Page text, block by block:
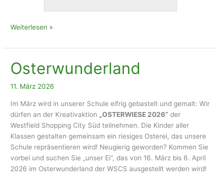
3a+3b:
im
Weiterlesen »
Osterwunderland
11. März 2026
Im März wird in unserer Schule eifrig gebastelt und gemalt: Wir
dürfen an der Kreativaktion „OSTERWIESE 2026“ der
Westfield Shopping City Süd teilnehmen. Die Kinder aller
Klassen gestalten gemeinsam ein riesiges Osterei, das unsere
Schule repräsentieren wird! Neugierig geworden? Kommen Sie
vorbei und suchen Sie „unser Ei“, das von 16. März bis 6. April
2026 im Osterwunderland der WSCS ausgestellt werden wird!